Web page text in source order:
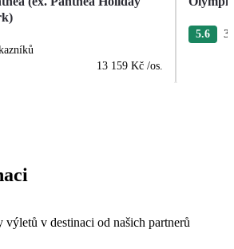
13 159 Kč /os.
5.6 3
v destinaci od našich partnerů